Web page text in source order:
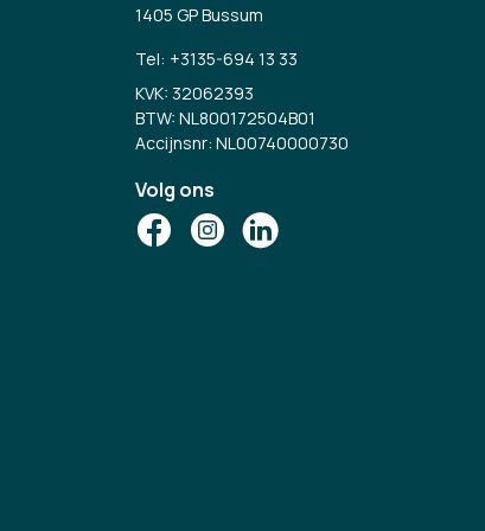
1405 GP Bussum
Tel: +3135-694 13 33
KVK: 32062393
BTW: NL800172504B01
Accijnsnr: NL00740000730
Volg ons